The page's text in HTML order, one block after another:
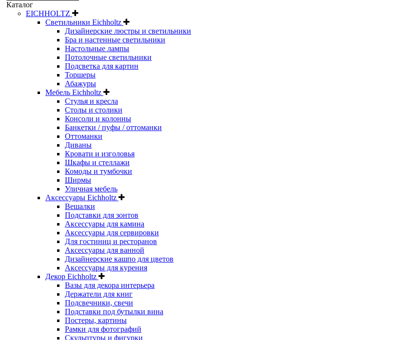
Каталог
EICHHOLTZ
Светильники Eichholtz
Дизайнерские люстры и светильники
Бра и настенные светильники
Настольные лампы
Потолочные светильники
Подсветка для картин
Торшеры
Абажуры
Мебель Eichholtz
Стулья и кресла
Столы и столики
Консоли и колонны
Банкетки / пуфы / оттоманки
Оттоманки
Диваны
Кровати и изголовья
Шкафы и стеллажи
Комоды и тумбочки
Ширмы
Уличная мебель
Аксессуары Eichholtz
Вешалки
Подставки для зонтов
Аксессуары для камина
Аксессуары для сервировки
Для гостиниц и ресторанов
Аксессуары для ванной
Дизайнерские кашпо для цветов
Аксессуары для курения
Декор Eichholtz
Вазы для декора интерьера
Держатели для книг
Подсвечники, свечи
Подставки под бутылки вина
Постеры, картины
Рамки для фотографий
Скульптуры и фигурки